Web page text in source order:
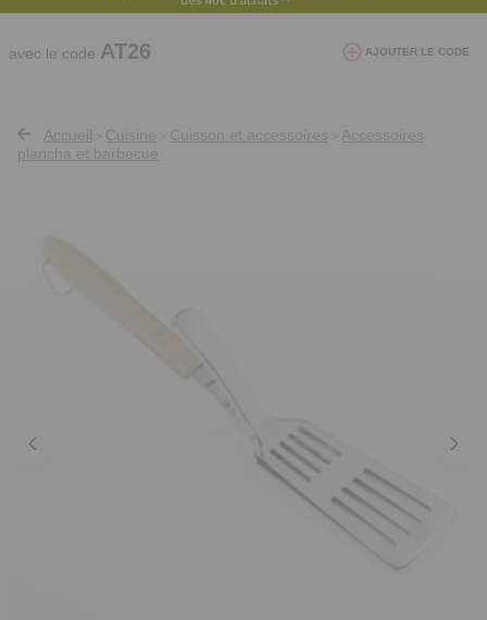
avec le code AT26 AJOUTER LE CODE
Accueil Cuisine Cuisson et accessoires
Accessoires
plancha et barbecue